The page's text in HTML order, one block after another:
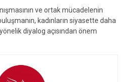
ve ortak mücadelenin
kadınların siyasette daha
diyalog açısından önem